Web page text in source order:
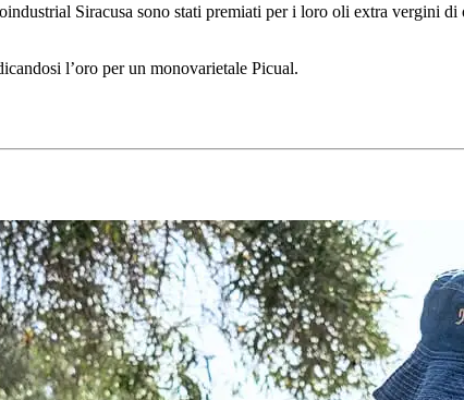
Siracusa sono stati premiati per i loro oli extra ver­gini
l’oro per un monovarietale Picual.